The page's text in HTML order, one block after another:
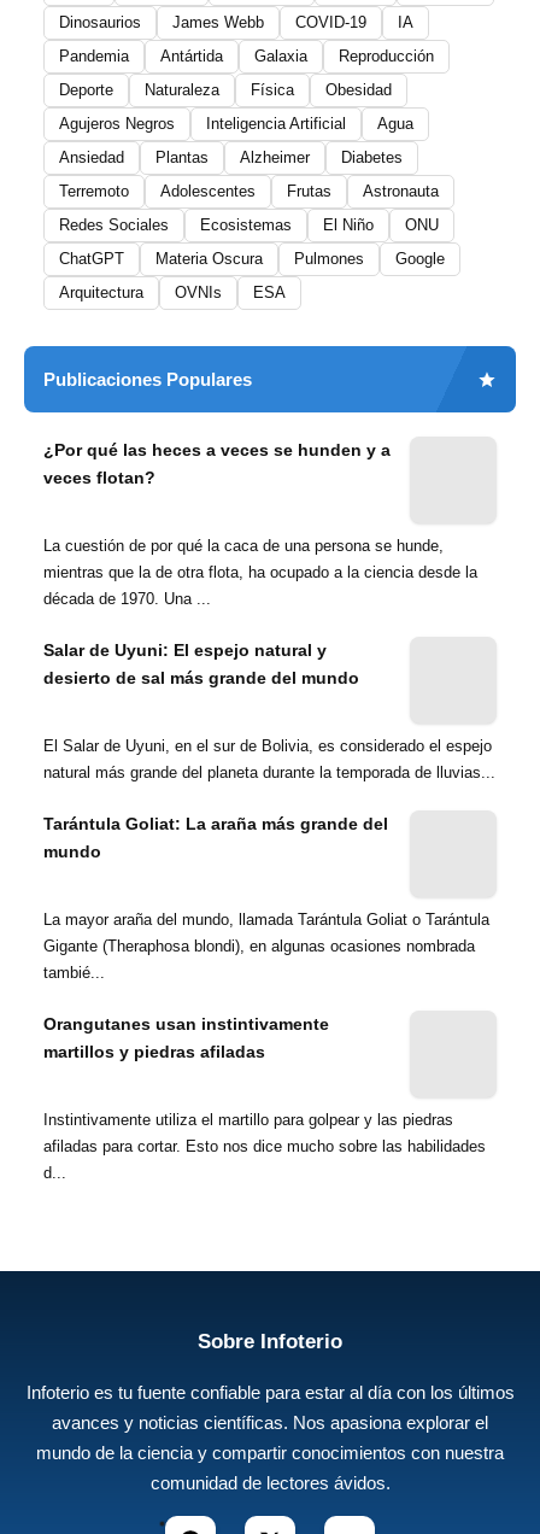
Dinosaurios
James Webb COVID-19
IA
Pandemia
Antártida Galaxia
Reproducción
Deporte
Naturaleza Física
Obesidad
Agujeros Negros
Inteligencia Artificial
Agua
Ansiedad
Plantas Alzheimer
Diabetes
Terremoto
Adolescentes Frutas
Astronauta
Redes Sociales
Ecosistemas El Niño
ONU
ChatGPT
Materia Oscura Pulmones
Google
Arquitectura
OVNIs ESA
Publicaciones Populares
¿Por qué las heces a veces se hunden y a
veces flotan?
La cuestión de por qué la caca de una persona se hunde,
mientras que la de otra flota, ha ocupado a la ciencia desde la
década de 1970. Una ...
Salar de Uyuni: El espejo natural y
desierto de sal más grande del mundo
El Salar de Uyuni, en el sur de Bolivia, es considerado el espejo
natural más grande del planeta durante la temporada de lluvias...
Tarántula Goliat: La araña más grande del
mundo
La mayor araña del mundo, llamada Tarántula Goliat o Tarántula
Gigante (Theraphosa blondi), en algunas ocasiones nombrada
tambié...
Orangutanes usan instintivamente
martillos y piedras afiladas
Instintivamente utiliza el martillo para golpear y las piedras
afiladas para cortar. Esto nos dice mucho sobre las habilidades
d...
Sobre Infoterio
Infoterio es tu fuente confiable para estar al día con los últimos
avances y noticias científicas. Nos apasiona explorar el
mundo de la ciencia y compartir conocimientos con nuestra
comunidad de lectores ávidos.